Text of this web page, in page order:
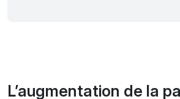
L’augmentation de la